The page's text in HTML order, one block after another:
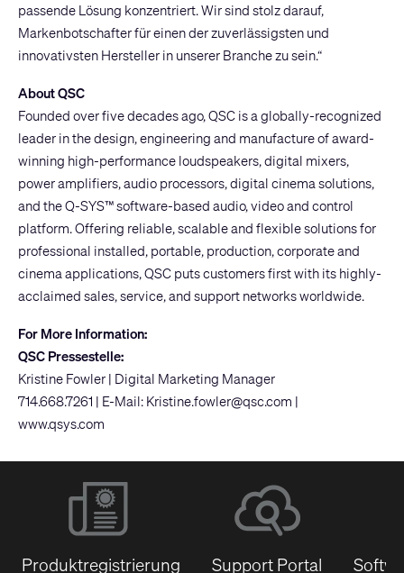
passende Lösung konzentriert. Wir sind stolz darauf,
Markenbotschafter für einen der zuverlässigsten und
innovativsten Hersteller in unserer Branche zu sein.“
About QSC
Founded over five decades ago, QSC is a globally-recognized
leader in the design, engineering and manufacture of award-
winning high-performance loudspeakers, digital mixers,
power amplifiers, audio processors, digital cinema solutions,
and the Q-SYS™ software-based audio, video and control
platform. Offering reliable, scalable and flexible solutions for
professional installed, portable, production, corporate and
cinema applications, QSC puts customers first with its highly-
acclaimed sales, service, and support networks worldwide.
For More Information:
QSC Pressestelle:
Kristine Fowler | Digital Marketing Manager
714.668.7261 | E-Mail: Kristine.fowler@qsc.com |
www.qsys.com
Produktregistrierung Support Portal